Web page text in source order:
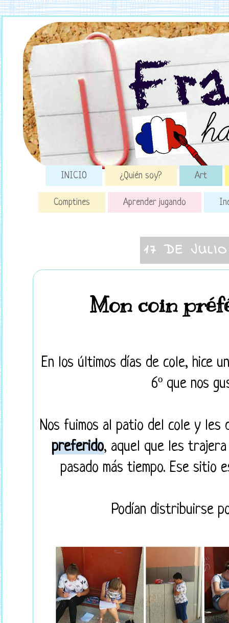
INICIO ¿Quién soy? Art
Comptines Aprender jugando
17 DE
Mon coin
En los últimos días de cole, hice
6º que nos
Nos fuimos al patio del cole y les
preferido, aquel que les
pasado más tiempo. Ese sitio
Podían distribuirse